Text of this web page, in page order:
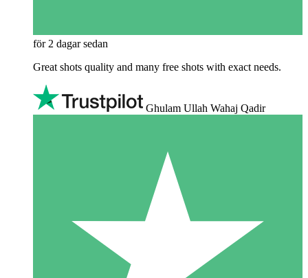
för 2 dagar sedan
Great shots quality and many free shots with exact needs.
Ghulam Ullah Wahaj Qadir